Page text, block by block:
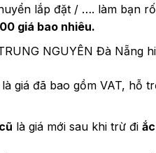
lắp đặt / …. làm bạn
giá bao nhiêu.
NGUYÊN Đà Nẵng
giá đã bao gồm VAT, hỗ
là giá mới sau khi trừ đi